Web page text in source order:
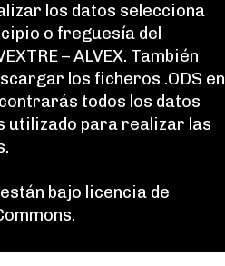
los datos selecciona
o freguesía del
– ALVEX. También
los ficheros .ODS en
todos los datos
utilizado para realizar las
bajo licencia de